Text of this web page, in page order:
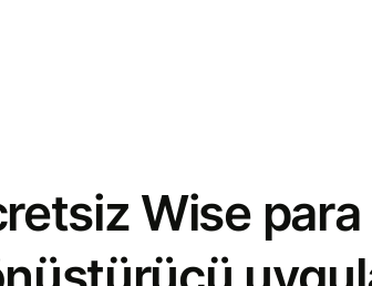
Wise